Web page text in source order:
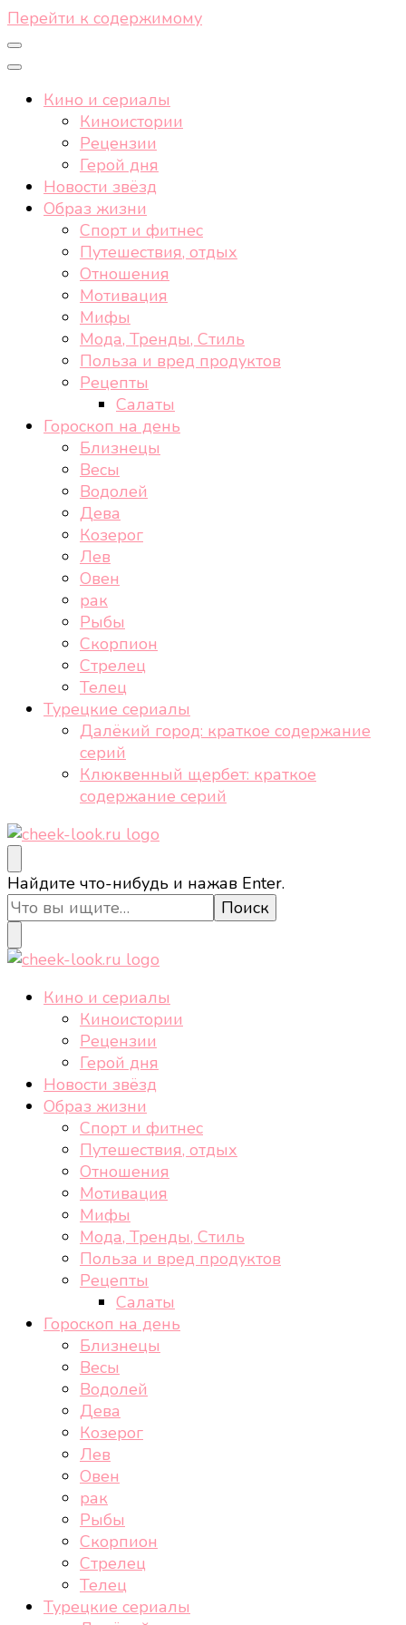
Перейти к содержимому
Кино и сериалы
Киноистории
Рецензии
Герой дня
Новости звёзд
Образ жизни
Спорт и фитнес
Путешествия, отдых
Отношения
Мотивация
Мифы
Мода, Тренды, Стиль
Польза и вред продуктов
Рецепты
Салаты
Гороскоп на день
Близнецы
Весы
Водолей
Дева
Козерог
Лев
Овен
рак
Рыбы
Скорпион
Стрелец
Телец
Турецкие сериалы
Далёкий город: краткое содержание
серий
Клюквенный щербет: краткое
содержание серий
cheek-look.ru
Женский сайт о звездах и кино, а также трендах,
здоровом образе жизни, спорте, стиле, отдыхе и
еде.
Ищите
что-
то?
Найдите что-нибудь и нажав Enter.
cheek-look.ru
Женский сайт о звездах и кино, а также трендах,
здоровом образе жизни, спорте, стиле, отдыхе и
Кино и сериалы
Киноистории
Рецензии
Герой дня
Новости звёзд
Образ жизни
Спорт и фитнес
Путешествия, отдых
Отношения
Мотивация
Мифы
Мода, Тренды, Стиль
Польза и вред продуктов
Рецепты
Салаты
Гороскоп на день
Близнецы
Весы
Водолей
Дева
Козерог
Лев
Овен
рак
Рыбы
Скорпион
Стрелец
Телец
Турецкие сериалы